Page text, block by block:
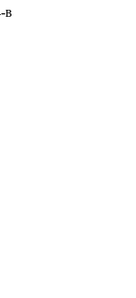
в